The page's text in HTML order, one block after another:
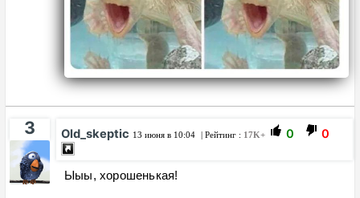
3 Old_skeptic 13 июня в 10:04 | Рейтинг : 17K+ 0 0
Ыыы, хорошенькая!